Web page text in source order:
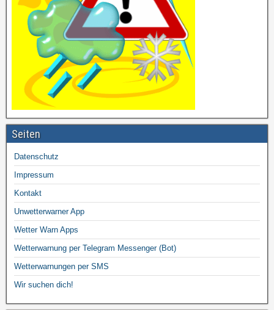
Seiten
Datenschutz
Impressum
Kontakt
Unwetterwarner App
Wetter Warn Apps
Wetterwarnung per Telegram Messenger (Bot)
Wetterwarnungen per SMS
Wir suchen dich!